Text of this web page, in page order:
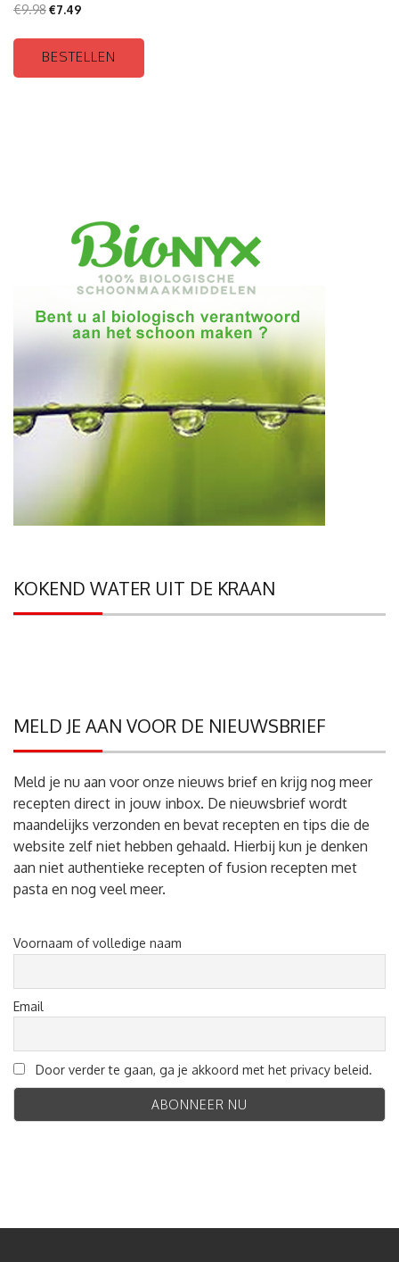
€9.98€7.49
BESTELLEN
KOKEND WATER UIT DE KRAAN
MELD JE AAN VOOR DE NIEUWSBRIEF
Meld je nu aan voor onze nieuws brief en krijg nog meer
recepten direct in jouw inbox. De nieuwsbrief wordt
maandelijks verzonden en bevat recepten en tips die de
website zelf niet hebben gehaald. Hierbij kun je denken
aan niet authentieke recepten of fusion recepten met
pasta en nog veel meer.
Voornaam of volledige naam
Email
Door verder te gaan, ga je akkoord met het privacy beleid.